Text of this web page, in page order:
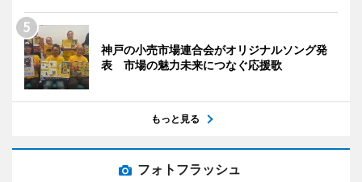
神戸の小売市場連合会がオリジナルソング発
表 市場の魅力未来につなぐ応援歌
もっと見る
フォトフラッシュ